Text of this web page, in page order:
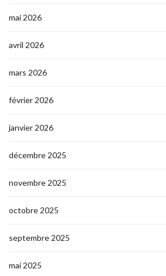
mai 2026
avril 2026
mars 2026
février 2026
janvier 2026
décembre 2025
novembre 2025
octobre 2025
septembre 2025
mai 2025